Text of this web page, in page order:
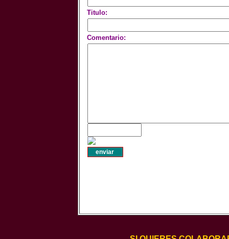
Titulo:
Comentario: